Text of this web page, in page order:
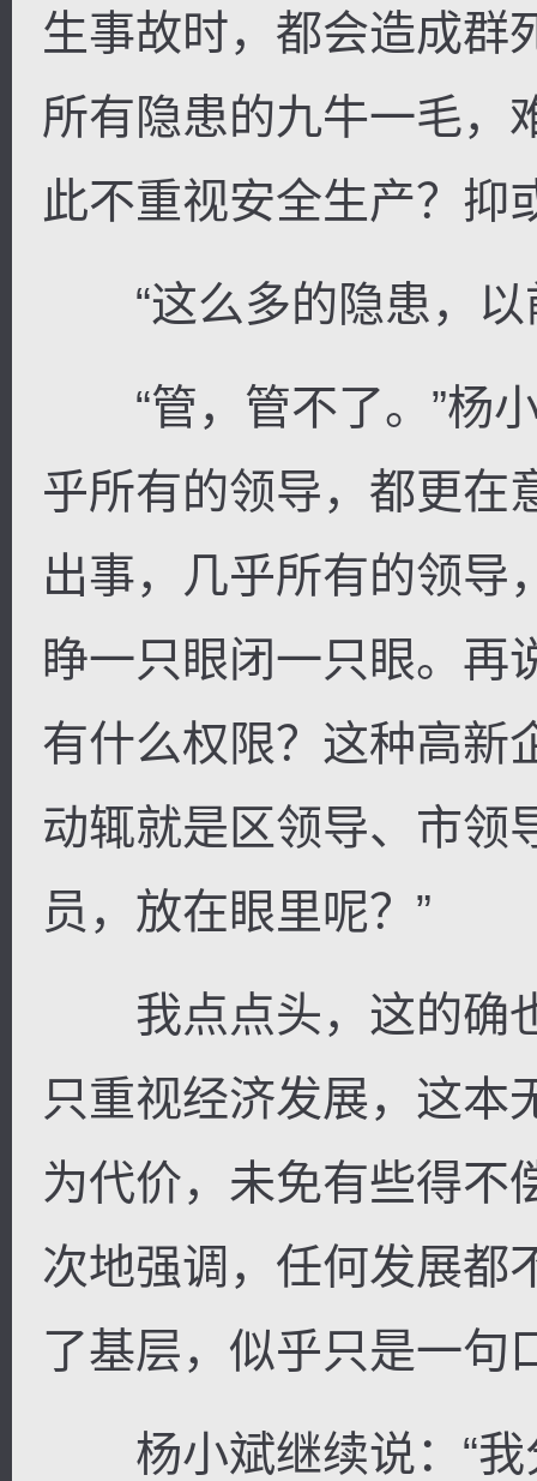
生事故时，都会造成群
所有隐患的九牛一毛，
此不重视安全生产？抑
“这么多的隐患，以
“管，管不了。”杨小
乎所有的领导，都更在
出事，几乎所有的领导
睁一只眼闭一只眼。再
有什么权限？这种高新
动辄就是区领导、市领
员，放在眼里呢？”
我点点头，这的确
只重视经济发展，这本
为代价，未免有些得不
次地强调，任何发展都
了基层，似乎只是一句
杨小斌继续说：“我